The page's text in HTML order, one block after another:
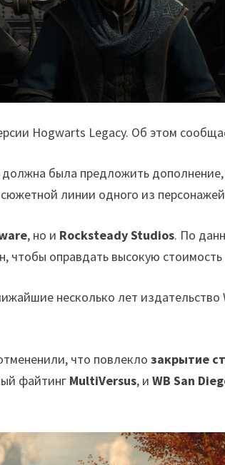
Hogwarts Legacy. Об этом
должна была предложить
линии одного из
, но и Rocksteady Studios. По
чтобы оправдать высокую
несколько лет издательство
что повлеклозакрытие
файтинг MultiVersus, иWB San